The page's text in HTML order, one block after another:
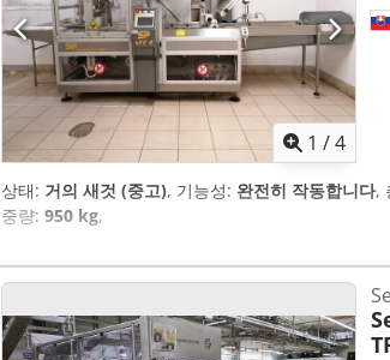
1 /4
상태: 거의 새것 (중고), 기능성: 완전히 작동합니다,
중량: 950 kg,